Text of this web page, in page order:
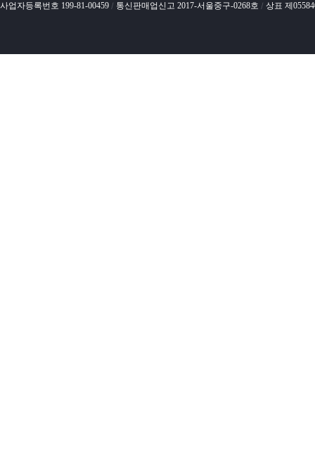
사업자등록번호 199-81-00459 / 통신판매업신고 2017-서울중구-0268호 / 상표 제